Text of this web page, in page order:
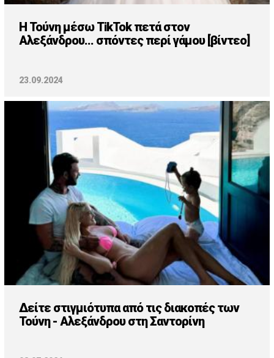
Η Τούνη μέσω TikTok πετά στον
Αλεξάνδρου... σπόντες περί γάμου [βίντεο]
23.09.2024
Δείτε στιγμιότυπα από τις διακοπές των
Τούνη - Αλεξάνδρου στη Σαντορίνη